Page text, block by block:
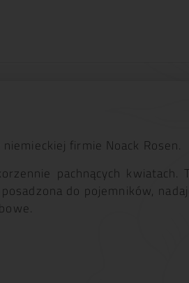
firmie Noack Rosen.
pachnących kwiatach.
do pojemników,